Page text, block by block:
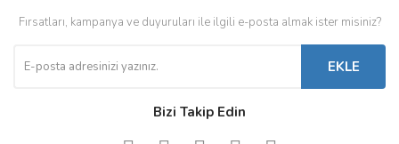
Fırsatları, kampanya ve duyuruları ile ilgili e-posta almak ister misiniz?
EKLE
Bizi Takip Edin